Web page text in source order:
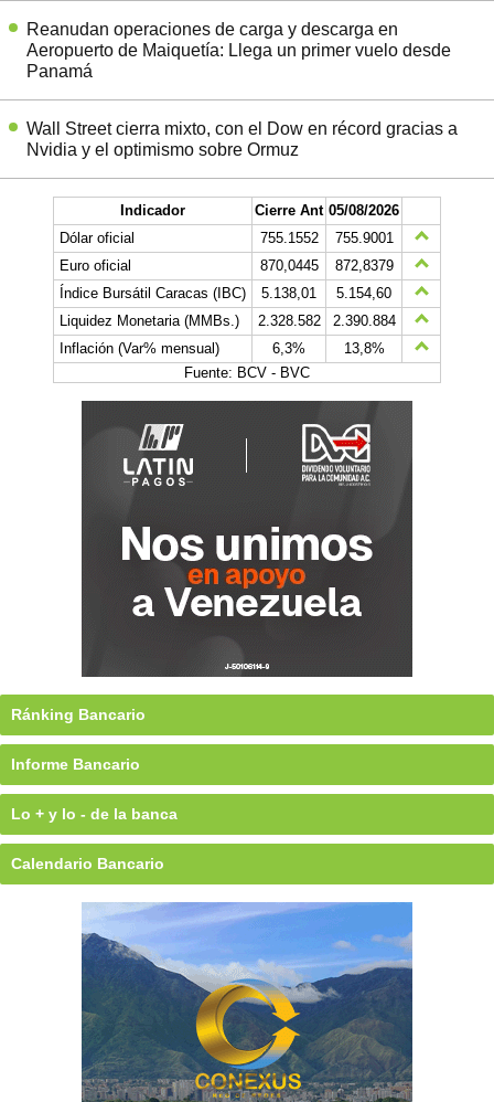
Reanudan operaciones de carga y descarga en
Aeropuerto de Maiquetía: Llega un primer vuelo desde
Panamá
Wall Street cierra mixto, con el Dow en récord gracias a
Nvidia y el optimismo sobre Ormuz
Indicador Cierre Ant 05/08/2026
Dólar oficial
755.1552
755.9001
Euro oficial
870,0445
872,8379
Índice Bursátil Caracas (IBC)
5.138,01
5.154,60
Liquidez Monetaria (MMBs.)
2.328.582
2.390.884
Inflación (Var% mensual)
6,3%
13,8%
Fuente: BCV - BVC
Ránking Bancario
Informe Bancario
Lo + y lo - de la banca
Calendario Bancario